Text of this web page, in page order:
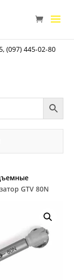
,(097) 445-02-80
GTV 80N